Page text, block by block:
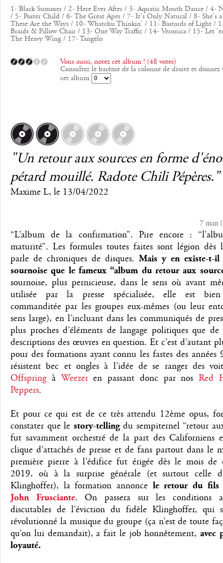
1- Black Summer / 2- Here Ever After / 3- Aquatic Mouth Dance / 4-
/ 5- Poster Child / 6- The Great Apes / 7- It's Only Natural / 8- She's
These Are the Ways / 10- Whatchu Thinkin' / 11- Bastards of Light /
Braids & Pillow Chair / 13- One Way Traffic / 14- Veronica / 15- Let
The Heavy Wing / 17- Tangelo
Vous aussi, notez cet album ! (48 votes)
Consultez le barème de la colonne de droite et donnez
cet album
"Un retour aux sources en forme
pétard mouillé. Radote Chili Pépères."
Maxime L, le 13/04/2022
7 min(
“L’album de la confirmation”. Pire encore :
maturité”. Les formules toutes faites sont légion dès
parle de chroniques de disques. Mais y en existe-t-il
sournoise que le fameux “album du retour aux
sournoise, plus pernicieuse, dans le sens où avant
utilisée par la presse spécialisée, elle est bien
commanditée par les groupes eux-mêmes (ou leur
sens large), en l’incluant dans les communiqués de
plus proches d’éléments de langage politiques que de
descriptions des œuvres en question. Et c’est d’autant
pour des formations ayant connu les fastes des
résistent bec et ongles à l’idée de se ranger des
Offspringà Weezeren passant donc par nosRed
Peppers.
Et pour ce qui est de ce très attendu 12ème opus,
constater que le story-tellingdu sempiternel “retour
fut savamment orchestré de la part des Californiens
clique d’attachés de presse et de fans partout dans le
première pierre à l’édifice fut érigée dès le mois de
2019, où à la surprise générale (et surtout celle
Klinghoffer), la formation annonce le retour du fils
John Frusciante. On passera sur les conditions
discutables de l’éviction du fidèle Klinghoffer, qui
révolutionné la musique du groupe (ça n’est de toute
qu’on lui demandait), a fait le job honnêtement,avec
loyauté.